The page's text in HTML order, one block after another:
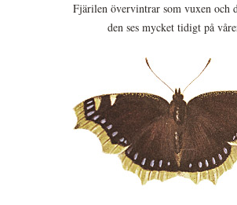
Fjärilen övervintrar som vuxen och
den ses mycket tidigt på